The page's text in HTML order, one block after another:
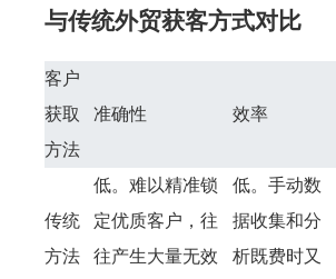
与传统外贸获客方式对比
客户
获取
方法
准确性 效率
传统
方法
低。难以精准锁
定优质客户，往
往产生大量无效
低。手动数
据收集和分
析既费时又